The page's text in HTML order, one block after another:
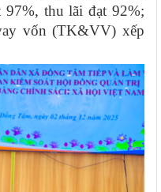
thu lãi đạt 92%;
vốn (TK&VV) xếp